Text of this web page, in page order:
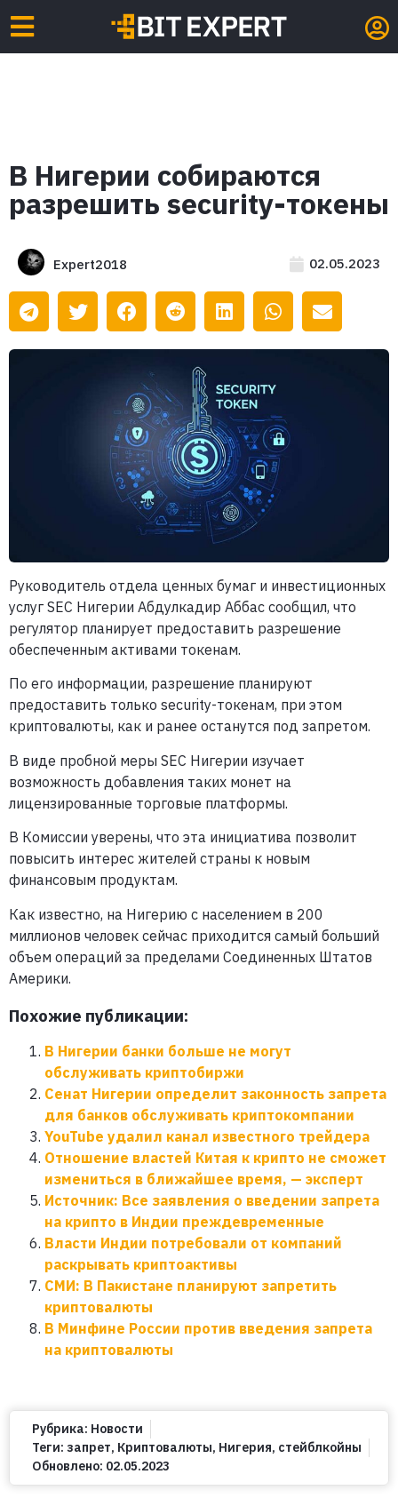
В Нигерии собираются
разрешить security-токены
Expert2018 02.05.2023
Руководитель отдела ценных бумаг и инвестиционных
услуг SEC Нигерии Абдулкадир Аббас сообщил, что
регулятор планирует предоставить разрешение
обеспеченным активами токенам.
По его информации, разрешение планируют
предоставить только security-токенам, при этом
криптовалюты, как и ранее останутся под запретом.
В виде пробной меры SEC Нигерии изучает
возможность добавления таких монет на
лицензированные торговые платформы.
В Комиссии уверены, что эта инициатива позволит
повысить интерес жителей страны к новым
финансовым продуктам.
Как известно, на Нигерию с населением в 200
миллионов человек сейчас приходится самый больший
объем операций за пределами Соединенных Штатов
Америки.
Похожие публикации:
В Нигерии банки больше не могут
обслуживать криптобиржи
Сенат Нигерии определит законность запрета
для банков обслуживать криптокомпании
YouTube удалил канал известного трейдера
Отношение властей Китая к крипто не сможет
измениться в ближайшее время, — эксперт
Источник: Все заявления о введении запрета
на крипто в Индии преждевременные
Власти Индии потребовали от компаний
раскрывать криптоактивы
СМИ: В Пакистане планируют запретить
криптовалюты
В Минфине России против введения запрета
на криптовалюты
Рубрика: Новости
Теги: запрет, Криптовалюты, Нигерия, стейблкойны
Обновлено: 02.05.2023